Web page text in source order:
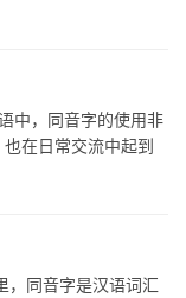
，同音字的使用非
在日常交流中起到
同音字是汉语词汇